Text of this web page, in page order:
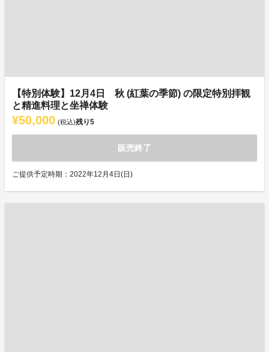
【特別体験】12月4日 秋 (紅葉の季節) の限定特別拝観
と精進料理と坐禅体験
¥50,000 (税込)残り5
販売終了
ご提供予定時期：2022年12月4日(日)